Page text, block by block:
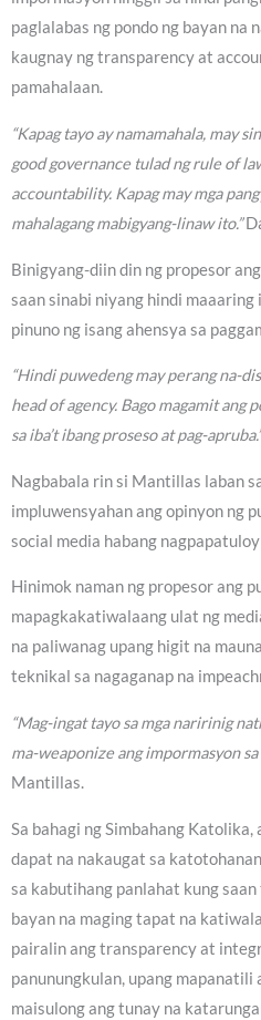
paglalabas ng pondo ng bayan na
kaugnay ng transparency at
pamahalaan.
“Kapag tayo ay namamahala, may
good governance tulad ng rule of
accountability. Kapag may mga
mahalagang mabigyang-linaw ito.”
Binigyang-diin din ng propesor
saan sinabi niyang hindi
pinuno ng isang ahensya sa
“Hindi puwedeng may perang na-
head of agency. Bago magamit ang
sa iba’t ibang proseso at pag-apruba.”
Nagbabala rin si Mantillas laban
impluwensyahan ang opinyon ng
social media habang
Hinimok naman ng propesor ang
mapagkakatiwalaang ulat ng
na paliwanag upang higit na
teknikal sa nagaganap na
“Mag-ingat tayo sa mga naririnig
ma-weaponize ang impormasyon
Mantillas.
Sa bahagi ng Simbahang
dapat na nakaugat sa
sa kabutihang panlahat kung
bayan na maging tapat na
pairalin ang transparency at
panunungkulan, upang mapanatili
maisulong ang tunay na